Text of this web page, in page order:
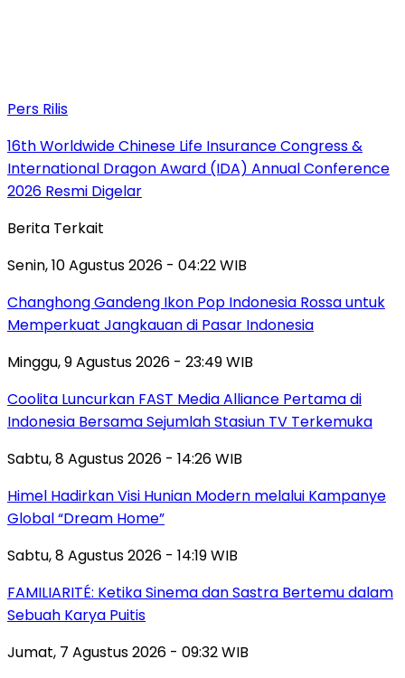
Pers Rilis
16th Worldwide Chinese Life Insurance Congress &
International Dragon Award (IDA) Annual Conference
2026 Resmi Digelar
Berita Terkait
Senin, 10 Agustus 2026 - 04:22 WIB
Changhong Gandeng Ikon Pop Indonesia Rossa untuk
Memperkuat Jangkauan di Pasar Indonesia
Minggu, 9 Agustus 2026 - 23:49 WIB
Coolita Luncurkan FAST Media Alliance Pertama di
Indonesia Bersama Sejumlah Stasiun TV Terkemuka
Sabtu, 8 Agustus 2026 - 14:26 WIB
Himel Hadirkan Visi Hunian Modern melalui Kampanye
Global “Dream Home”
Sabtu, 8 Agustus 2026 - 14:19 WIB
FAMILIARITÉ: Ketika Sinema dan Sastra Bertemu dalam
Sebuah Karya Puitis
Jumat, 7 Agustus 2026 - 09:32 WIB